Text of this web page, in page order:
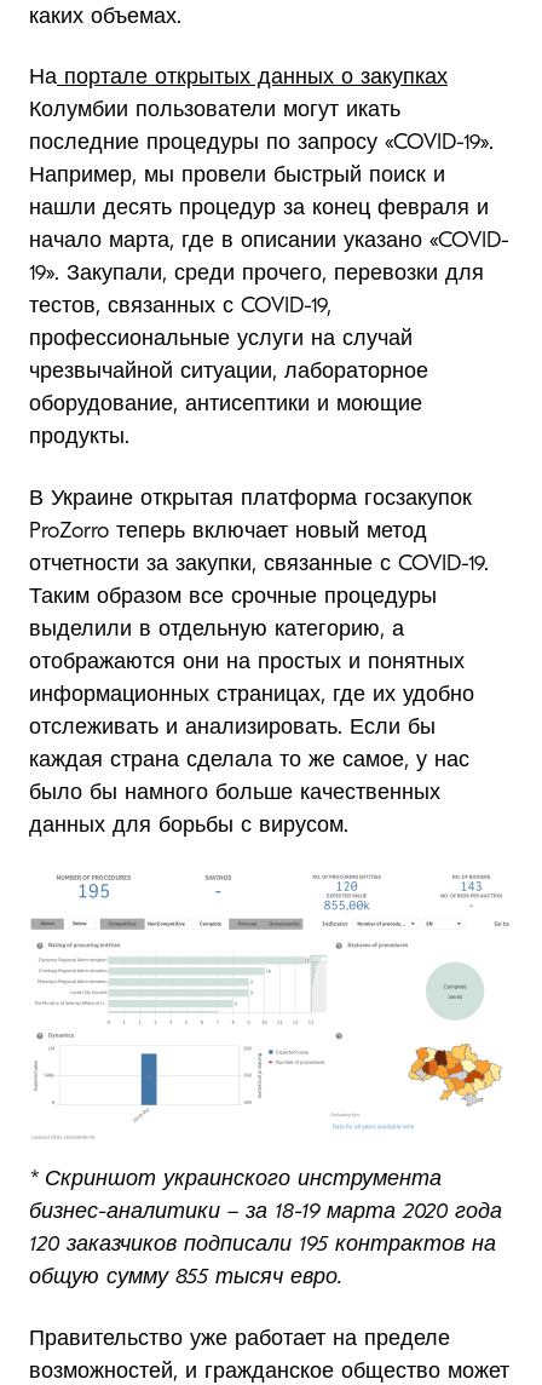
каких объемах.
На портале открытых данных о закупках
Колумбии пользователи могут икать
последние процедуры по запросу «COVID-19».
Например, мы провели быстрый поиск и
нашли десять процедур за конец февраля и
начало марта, где в описании указано «COVID-
19». Закупали, среди прочего, перевозки для
тестов, связанных с COVID-19,
профессиональные услуги на случай
чрезвычайной ситуации, лабораторное
оборудование, антисептики и моющие
продукты.
В Украине открытая платформа госзакупок
ProZorro теперь включает новый метод
отчетности за закупки, связанные с COVID-19.
Таким образом все срочные процедуры
выделили в отдельную категорию, а
отображаются они на простых и понятных
информационных страницах, где их удобно
отслеживать и анализировать. Если бы
каждая страна сделала то же самое, у нас
было бы намного больше качественных
данных для борьбы с вирусом.
* Скриншот украинского инструмента
бизнес-аналитики – за 18-19 марта 2020 года
120 заказчиков подписали 195 контрактов на
общую сумму 855 тысяч евро.
Правительство уже работает на пределе
возможностей, и гражданское общество может